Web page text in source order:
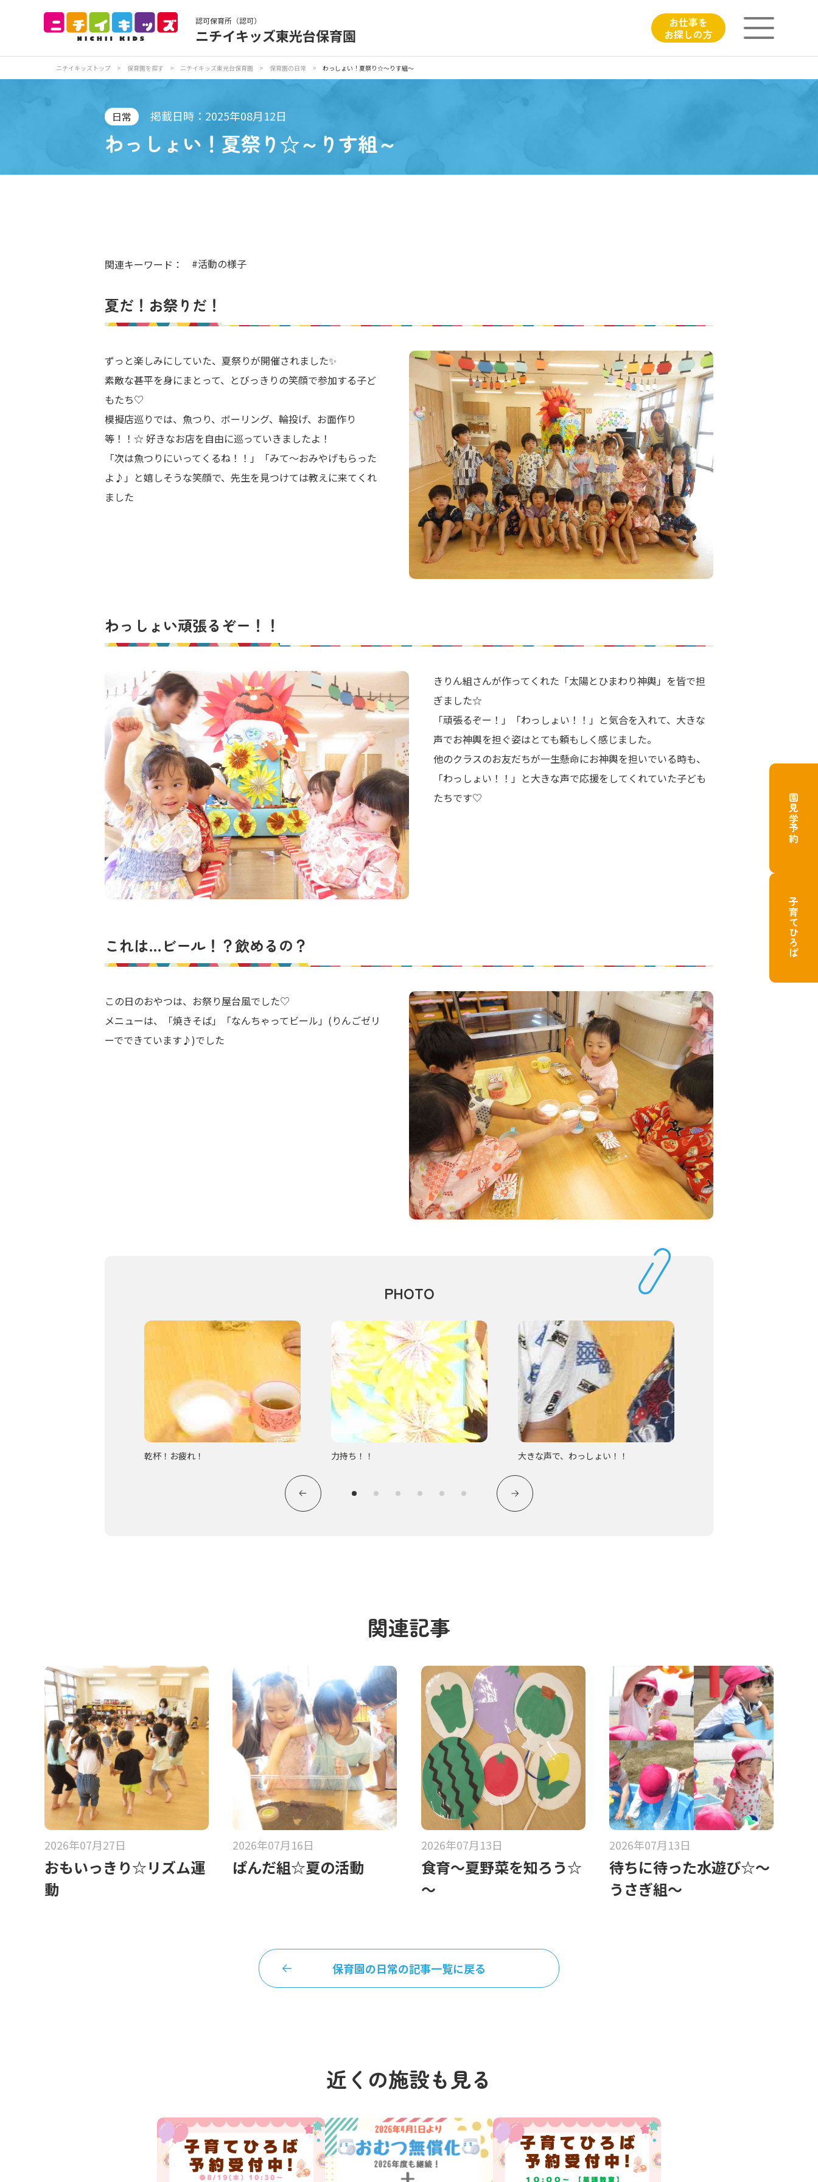
認可保育所（認可）
ニチイキッズ東光台保育園
お仕事を
お探しの方
写真販売サービス 各種書類
プライバシーポリシー
ニチイキッズトップ > 保育園を探す > ニチイキッズ東光台保育園 > 保育園の日常 > わっしょい！夏祭り☆～りす組～
日常 掲載日時：2025年08月12日
わっしょい！夏祭り☆～りす組～
関連キーワード： #活動の様子
夏だ！お祭りだ！
ずっと楽しみにしていた、夏祭りが開催されました✨
素敵な甚平を身にまとって、とびっきりの笑顔で参加する子ど
もたち♡
模擬店巡りでは、魚つり、ボーリング、輪投げ、お面作り
等！！☆ 好きなお店を自由に巡っていきましたよ！
「次は魚つりにいってくるね！！」「みて～おみやげもらった
よ♪」と嬉しそうな笑顔で、先生を見つけては教えに来てくれ
ました
わっしょい頑張るぞー！！
きりん組さんが作ってくれた「太陽とひまわり神輿」を皆で担
ぎました☆
「頑張るぞー！」「わっしょい！！」と気合を入れて、大きな
声でお神輿を担ぐ姿はとても頼もしく感じました。
他のクラスのお友だちが一生懸命にお神輿を担いでいる時も、
「わっしょい！！」と大きな声で応援をしてくれていた子ども
たちです♡
これは…ビール！？飲めるの？
この日のおやつは、お祭り屋台風でした♡
メニューは、「焼きそば」「なんちゃってビール」(りんごゼリ
ーでできています♪)でした
PHOTO
乾杯！お疲れ！ 力持ち！！ 大きな声で、わっしょい！！
関連記事
2026年07月27日
おもいっきり☆リズム運
動
2026年07月16日
ぱんだ組☆夏の活動
2026年07月13日
食育～夏野菜を知ろう☆
～
2026年07月13日
待ちに待った水遊び☆～
うさぎ組～
保育園の日常の記事一覧に戻る
近くの施設も見る
園見学予約
子育てひろば